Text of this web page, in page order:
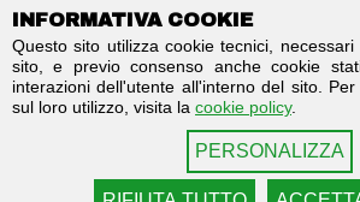
DUNA CORRADINI S.p.A.
C.F./P.IVA IT01803960366
Codice destinatario fatturazione elettronica:
Registro imprese di Modena - REA MO-244242
Capitale sociale: € 2.000.000 i.v.
Seguici
Facebook
LinkedIn
INFORMATIVA COOKIE
Questo sito utilizza cookie tecnici,
sito, e previo consenso anche cookie
interazioni dell'utente all'interno del sito.
sul loro utilizzo, visita la cookie policy.
PERSONALIZZA